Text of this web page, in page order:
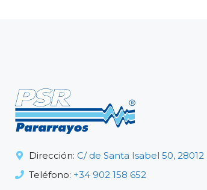
Dirección: C/ de Santa Isabel 50,
Teléfono: +34 902 158 652